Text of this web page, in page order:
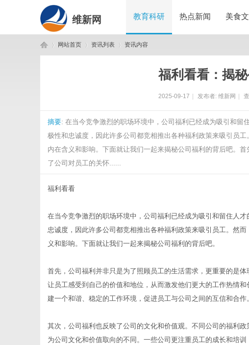
维新网 教育科研 热点新闻 美食
网站首页 资讯列表 资讯内容
福利看看：揭
2025-09-17 发布者: 维新网
摘要: 在当今竞争激烈的职场环境中，公司福利已经成为吸引和
极性和忠诚度，因此许多公司都竞相推出各种福利政策来吸引员
内在含义和影响。下面就让我们一起来揭秘公司福利的背后吧。
了公司对员工的关怀......
福利看看
在当今竞争激烈的职场环境中，公司福利已经成为吸引和留住人
忠诚度，因此许多公司都竞相推出各种福利政策来吸引员工。然
义和影响。下面就让我们一起来揭秘公司福利的背后吧。
首先，公司福利并非只是为了照顾员工的生活需求，更重要的是
让员工感受到自己的价值和地位，从而激发他们更大的工作热情
建一个和谐、稳定的工作环境，促进员工与公司之间的互信和合作。
其次，公司福利也反映了公司的文化和价值观。不同公司的福利
为公司文化和价值取向的不同。一些公司更注重员工的成长和培